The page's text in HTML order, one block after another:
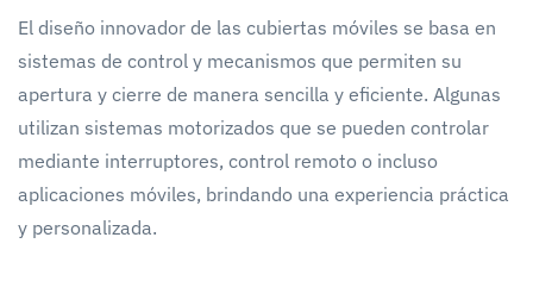
El diseño innovador de las cubiertas móviles se basa en
sistemas de control y mecanismos que permiten su
apertura y cierre de manera sencilla y eficiente. Algunas
utilizan sistemas motorizados que se pueden controlar
mediante interruptores, control remoto o incluso
aplicaciones móviles, brindando una experiencia práctica
y personalizada.